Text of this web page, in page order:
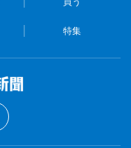
特集